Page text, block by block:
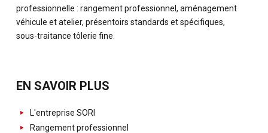
professionnelle : rangement professionnel, aménagement
véhicule et atelier, présentoirs standards et spécifiques,
sous-traitance tôlerie fine.
EN SAVOIR PLUS
L'entreprise SORI
Rangement professionnel